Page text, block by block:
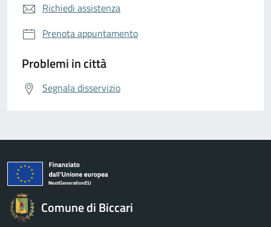
Richiedi assistenza
Prenota appuntamento
Problemi in città
Segnala disservizio
Comune di Biccari